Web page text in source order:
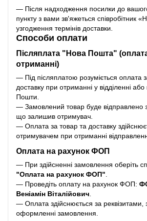
— Після надходження посилки до
пункту з вами зв'яжеться співробітник
узгодження термінів доставки.
Способи оплати
Післяплата "Нова Пошта"
отриманні)
— Під післяплатою розуміється оплата
доставку при отриманні у відділенні
Пошти.
— Замовлений товар буде відправлено
що залишив отримувач.
— Оплата за товар та доставку
отримувачем при отриманні
Оплата на рахунок ФОП
— При здійсненні замовлення оберіть
"Оплата на рахунок ФОП"
— Проведіть оплату на рахунок ФОП:
Веніамін Віталійович
— Оплата здійснюється за реквізитами,
оформленні замовлення.